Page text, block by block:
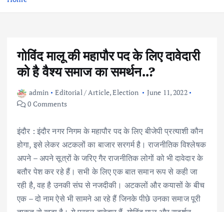
गोविंद मालू की महापौर पद के लिए दावेदारी
को है वैश्य समाज का समर्थन..?
admin Editorial / Article,Election
June 11, 2022
0 Comments
इंदौर : इंदौर नगर निगम के महापौर पद के लिए बीजेपी प्रत्याशी कौन
होगा, इसे लेकर अटकलों का बाजार सरगर्म है। राजनीतिक विश्लेषक
अपने – अपने सूत्रों के जरिए गैर राजनीतिक लोगों को भी दावेदार के
बतौर पेश कर रहे हैं। सभी के लिए एक बात समान रूप से कही जा
रही है, वह है उनकी संघ से नजदीकी। अटकलों और कयासों के बीच
एक – दो नाम ऐसे भी सामने आ रहे हैं जिनके पीछे उनका समाज पूरी